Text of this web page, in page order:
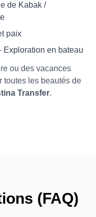
de Kabak /
paix
Exploration en bateau
ou des vacances
les beautés de
Transfer.
(FAQ)